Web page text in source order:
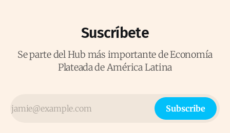
Suscríbete
Se parte del Hub más importante de Economía
Plateada de América Latina
Subscribe